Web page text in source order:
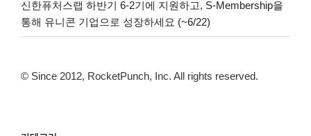
신한퓨처스랩 하반기 6-2기에 지원하고, S-Membership을
통해 유니콘 기업으로 성장하세요 (~6/22)
© Since 2012, RocketPunch, Inc. All rights reserved.